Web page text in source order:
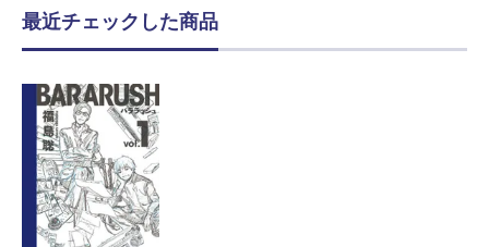
最近チェックした商品